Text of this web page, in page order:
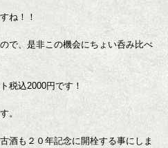
ね！！
で、是非この機会にちょい呑み比べ
税込2000円です！
。
酒も２０年記念に開栓する事にしま